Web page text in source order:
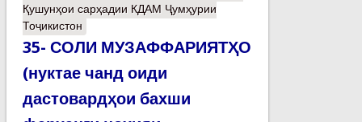
Қушунҳои сарҳадии КДАМ Ҷумҳурии
Тоҷикистон
35- СОЛИ МУЗАФФАРИЯТҲО
(нуктае чанд оиди
дастовардҳои бахши